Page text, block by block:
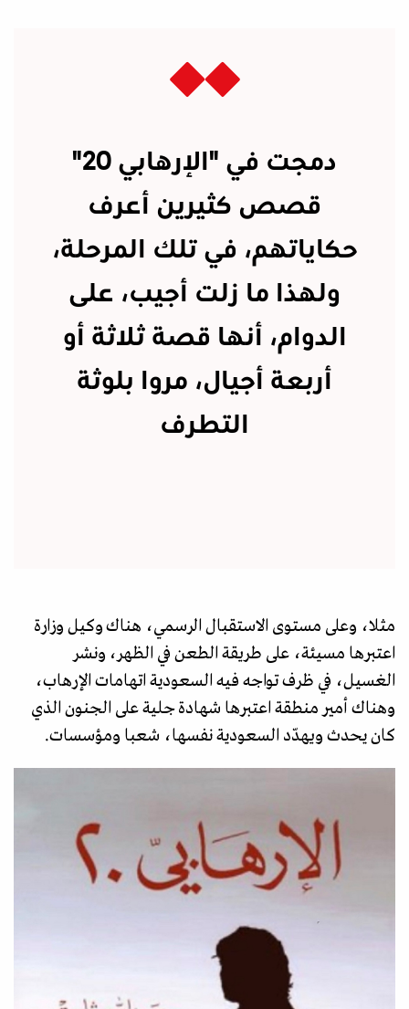
دمجت في "الإرهابي 20"
قصص كثيرين أعرف
حكاياتهم، في تلك المرحلة،
ولهذا ما زلت أجيب، على
الدوام، أنها قصة ثلاثة أو
أربعة أجيال، مروا بلوثة
التطرف
مثلا، وعلى مستوى الاستقبال الرسمي، هناك وكيل وزارة
اعتبرها مسيئة، على طريقة الطعن في الظهر، ونشر
الغسيل، في ظرف تواجه فيه السعودية اتهامات الإرهاب،
وهناك أمير منطقة اعتبرها شهادة جلية على الجنون الذي
كان يحدث ويهدّد السعودية نفسها، شعبا ومؤسسات.